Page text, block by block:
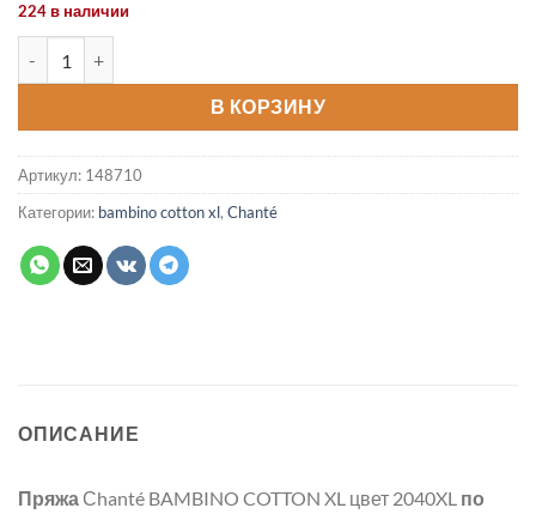
224 в наличии
В КОРЗИНУ
Артикул: 148710
Категории: bambino cotton xl, Chanté
ОПИСАНИЕ
Пряжа Сhanté BAMBINO COTTON XL цвет 2040XL по